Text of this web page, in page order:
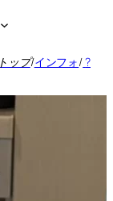
トップ/インフォ/?